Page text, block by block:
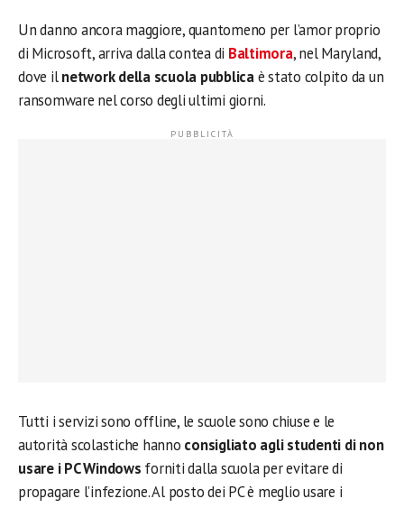
Un danno ancora maggiore, quantomeno per l’amor proprio
di Microsoft, arriva dalla contea di Baltimora, nel Maryland,
dove ilnetwork della scuola pubblicaè stato colpito da un
ransomware nel corso degli ultimi giorni.
Tutti i servizi sono offline, le scuole sono chiuse e le
autorità scolastiche hanno consigliato agli studenti di non
usare i PC Windows forniti dalla scuola per evitare di
propagare l’infezione. Al posto dei PC è meglio usare i